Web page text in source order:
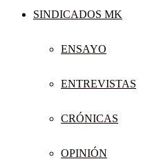
SINDICADOS MK
ENSAYO
ENTREVISTAS
CRÓNICAS
OPINIÓN